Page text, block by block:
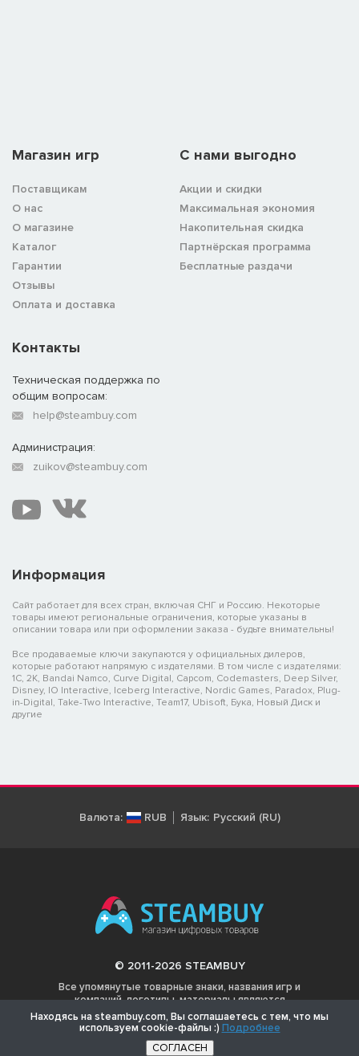
Магазин игр
Поставщикам
О нас
О магазине
Каталог
Гарантии
Отзывы
Оплата и доставка
C нами выгодно
Акции и скидки
Максимальная экономия
Накопительная скидка
Партнёрская программа
Бесплатные раздачи
Информация
Сайт работает для всех стран, включая СНГ и Россию. Некоторые
товары имеют региональные ограничения, которые указаны в
описании товара или при оформлении заказа - будьте внимательны!
Все продаваемые ключи закупаются у официальных дилеров,
которые работают напрямую с издателями. В том числе с издателями:
1C, 2K, Bandai Namco, Curve Digital, Capcom, Codemasters, Deep Silver,
Disney, IO Interactive, Iceberg Interactive, Nordic Games, Paradox, Plug-
in-Digital, Take-Two Interactive, Team17, Ubisoft, Бука, Новый Диск и
другие
Контакты
Техническая поддержка по
общим вопросам:
help@steambuy.com
Администрация:
zuikov@steambuy.com
Валюта: RUB Язык: Русский (RU)
© 2011-2026 STEAMBUY
Все упомянутые товарные знаки, названия игр и
компаний, логотипы, материалы являются
собственностью соответствующих владельцев.
Находясь на steambuy.com, Вы соглашаетесь с тем, что мы
используем cookie-файлы :) Подробнее